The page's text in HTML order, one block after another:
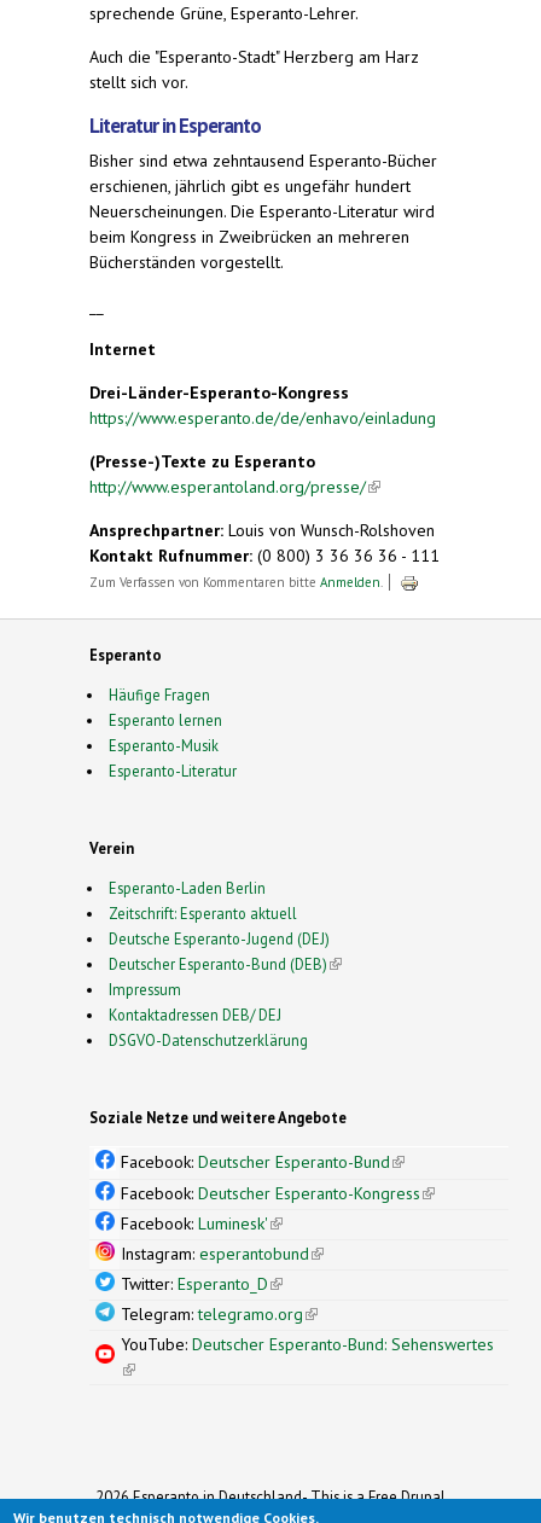
sprechende Grüne, Esperanto-Lehrer.
Auch die "Esperanto-Stadt" Herzberg am Harz
stellt sich vor.
Literatur in Esperanto
Bisher sind etwa zehntausend Esperanto-Bücher
erschienen, jährlich gibt es ungefähr hundert
Neuerscheinungen. Die Esperanto-Literatur wird
beim Kongress in Zweibrücken an mehreren
Bücherständen vorgestellt.
Internet
Drei-Länder-Esperanto-Kongress
https://www.esperanto.de/de/enhavo/einladung
(Presse-)Texte zu Esperanto
http://www.esperantoland.org/presse/(link is
Ansprechpartner: Louis von Wunsch-Rolshoven
Kontakt Rufnummer: (0 800) 3 36 36 36 - 111
Zum Verfassen von Kommentaren bitte Anmelden
Esperanto
Häufige Fragen
Esperanto lernen
Esperanto-Musik
Esperanto-Literatur
Verein
Esperanto-Laden Berlin
Zeitschrift: Esperanto aktuell
Deutsche Esperanto-Jugend (DEJ)
Deutscher Esperanto-Bund (DEB)(link is external)
Impressum
Kontaktadressen DEB/ DEJ
DSGVO-Datenschutzerklärung
Soziale Netze und weitere Angebote
Facebook: Deutscher Esperanto-Bund(link is
external)
Facebook: Deutscher Esperanto-Kongress(link is
Facebook: Luminesk'(link is external)
Instagram: esperantobund(link is external)
Twitter: Esperanto_D(link is external)
Telegram:telegramo.org(link is external)
YouTube: Deutscher Esperanto-Bund: Sehenswertes
(link is external)
2026 Esperanto in Deutschland- This is a Free Drupal
Theme
Wir benutzen technisch notwendige Cookies.